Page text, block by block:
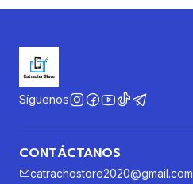
Síguenos
CONTÁCTANOS
catrachostore2020@gmail.com